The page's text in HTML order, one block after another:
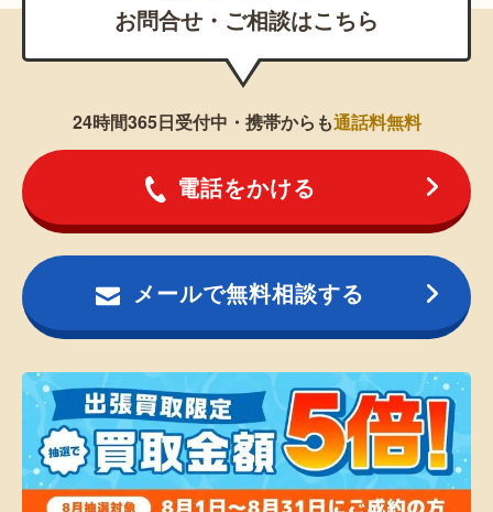
お問合せ・ご相談はこちら
24時間365日受付中・携帯からも通話料無料
電話をかける
メールで無料相談する